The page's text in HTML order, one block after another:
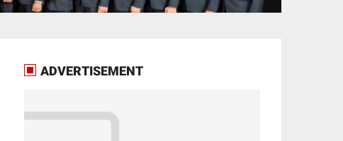
ADVERTISEMENT